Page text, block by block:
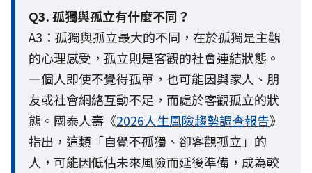
Q3. 孤獨與孤立有什麼不同？
A3：孤獨與孤立最大的不同，在於孤獨是主觀
的心理感受，孤立則是客觀的社會連結狀態。
一個人即使不覺得孤單，也可能因與家人、朋
友或社會網絡互動不足，而處於客觀孤立的狀
態。國泰人壽《2026人生風險趨勢調查報告》
指出，這類「自覺不孤獨、卻客觀孤立」的
人，可能因低估未來風險而延後準備，成為較